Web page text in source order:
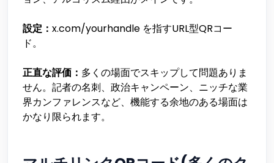
設定： x.com/yourhandle を指すURL型QRコー
ド。
正直な評価： 多くの場面でスキップして問題ありま
せん。記者の名刺、政治キャンペーン、ニッチな業
界カンファレンスなど、機能する余地のある場面は
かなり限られます。